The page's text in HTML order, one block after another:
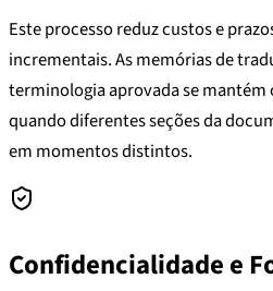
Este processo reduz custos e
incrementais. As memórias de
terminologia aprovada se
quando diferentes seções da
em momentos distintos.
Confidencialidade e